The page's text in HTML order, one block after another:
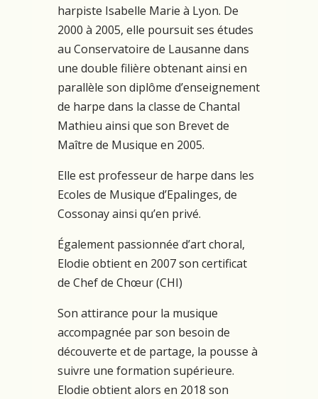
harpiste Isabelle Marie à Lyon. De
2000 à 2005, elle poursuit ses études
au Conservatoire de Lausanne dans
une double filière obtenant ainsi en
parallèle son diplôme d’enseignement
de harpe dans la classe de Chantal
Mathieu ainsi que son Brevet de
Maître de Musique en 2005.
Elle est professeur de harpe dans les
Ecoles de Musique d’Epalinges, de
Cossonay ainsi qu’en privé.
Également passionnée d’art choral,
Elodie obtient en 2007 son certificat
de Chef de Chœur (CHI)
Son attirance pour la musique
accompagnée par son besoin de
découverte et de partage, la pousse à
suivre une formation supérieure.
Elodie obtient alors en 2018 son